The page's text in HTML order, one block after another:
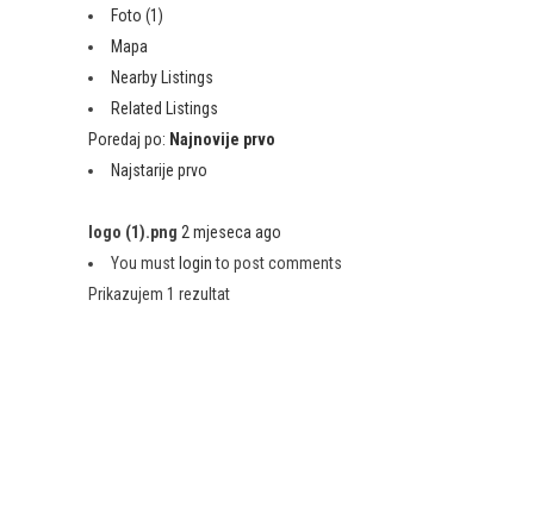
Foto (1)
Mapa
Nearby Listings
Related Listings
Poredaj po: Najnovije prvo
Najstarije prvo
logo (1).png 2 mjeseca ago
You must loginto post comments
Prikazujem 1 rezultat